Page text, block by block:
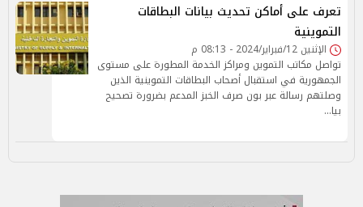
تعرف على أماكن تحديث بيانات البطاقات
التموينية
الإثنين 12/فبراير/2024 - 08:13 م
تواصل مكاتب التموين ومراكز الخدمة المطورة على مستوى
الجمهورية في استقبال أصحاب البطاقات التموينية الذين
وصلتهم رسالة عبر بون صرف الخبز المدعم بضرورة تصحيح
بيا…